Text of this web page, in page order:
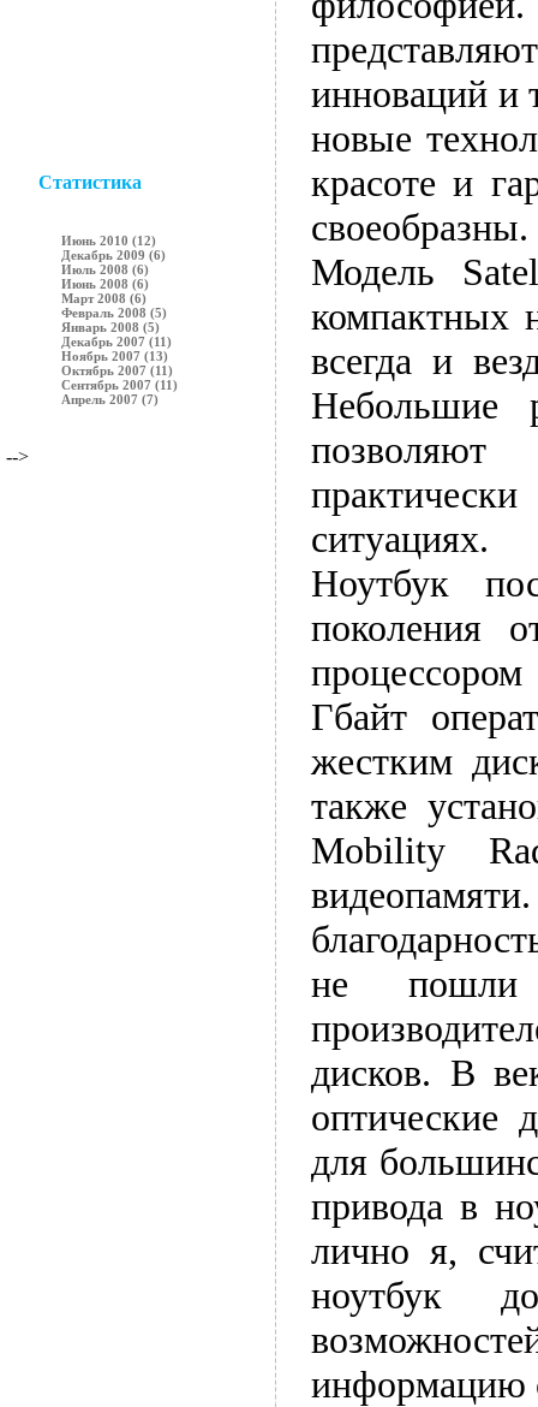
Статистика
Июнь 2010 (12)
Декабрь 2009 (6)
Июль 2008 (6)
Июнь 2008 (6)
Март 2008 (6)
Февраль 2008 (5)
Январь 2008 (5)
Декабрь 2007 (11)
Ноябрь 2007 (13)
Октябрь 2007 (11)
Сентябрь 2007 (11)
Апрель 2007 (7)
-->
инноваций и
новые
красоте и
своеобразны.
Модель
компактных
всегда и
Небольшие
ситуациях.
Ноутбук
поколения
Гбайт
жестким
также
Mobility
не пошли
дисков. В
оптические
для
привода в
лично я,
ноутбук
информацию